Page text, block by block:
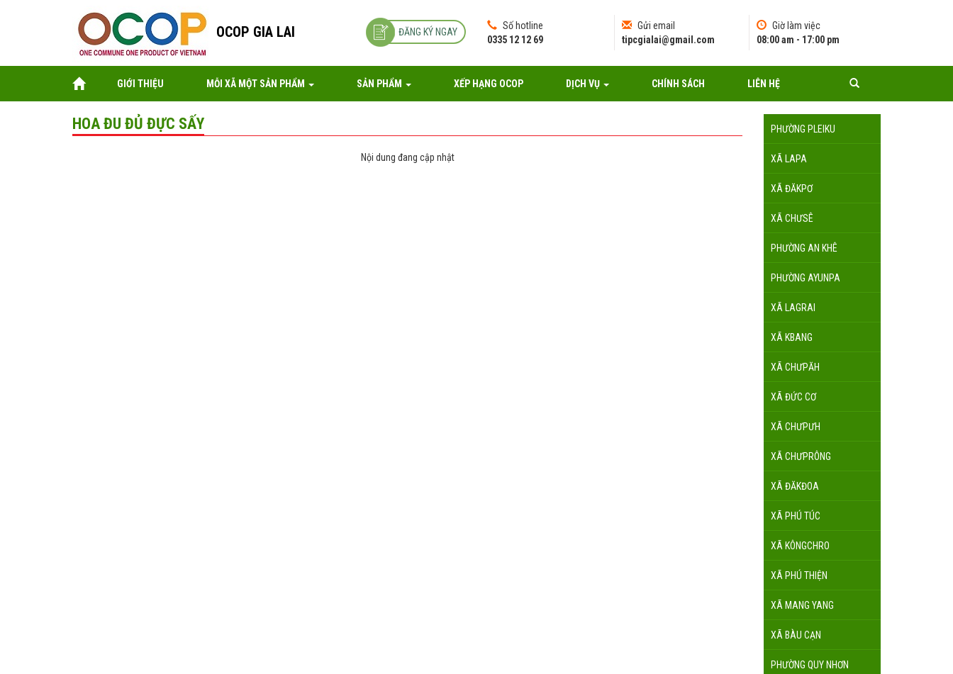
OCOP GIA LAI ĐĂNG KÝ NGAY
Số hotline
0335 12 12 69
Gửi email
tipcgialai@gmail.com
Giờ làm việc
08:00 am - 17:00 pm
GIỚI THIỆU MỖI XÃ MỘT SẢN PHẨM SẢN PHẨM XẾP HẠNG OCOP DỊCH VỤ CHÍNH SÁCH LIÊN HỆ
HOA ĐU ĐỦ ĐỰC SẤY
Nội dung đang cập nhật
PHƯỜNG PLEIKU
XÃ LAPA
XÃ ĐĂKPƠ
XÃ CHƯSÊ
PHƯỜNG AN KHÊ
PHƯỜNG AYUNPA
XÃ LAGRAI
XÃ KBANG
XÃ CHƯPĂH
XÃ ĐỨC CƠ
XÃ CHƯPƯH
XÃ CHƯPRÔNG
XÃ ĐĂKĐOA
XÃ PHÚ TÚC
XÃ KÔNGCHRO
XÃ PHÚ THIỆN
XÃ MANG YANG
XÃ BÀU CẠN
PHƯỜNG QUY NHƠN